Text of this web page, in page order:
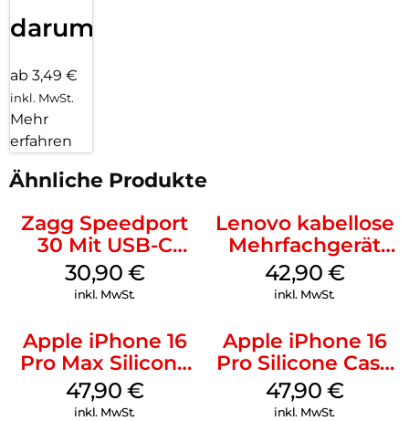
darum!
ab 3,49 €
inkl. MwSt.
Mehr
erfahren
Ähnliche Produkte
Zagg Speedport
30 Mit USB-C
Kabel Weiß
30,90 €
inkl. MwSt.
Lenovo kabellose
Mehrfachgerät
Luna Grey
42,90 €
inkl. MwSt.
Apple iPhone 16
Pro Max Silicone
Case MagSafe
Black
47,90 €
inkl. MwSt.
Apple iPhone 16
Pro Silicone Case
MagSafe Denim
47,90 €
inkl. MwSt.